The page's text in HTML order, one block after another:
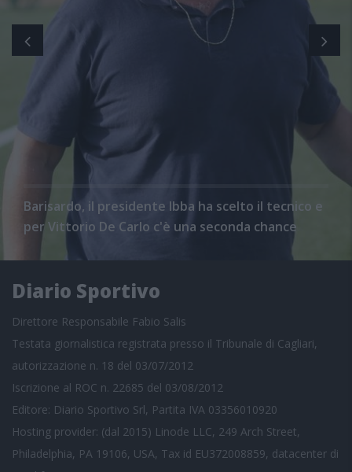
Barisardo, il presidente Ibba ha scelto il tecnico e
per Vittorio De Carlo c'è una seconda chance
Diario Sportivo
Direttore Responsabile Fabio Salis
Testata giornalistica registrata presso il Tribunale di Cagliari,
autorizzazione n. 18 del 03/07/2012
Iscrizione al ROC n. 22685 del 03/08/2012
Editore: Diario Sportivo Srl, Partita IVA 03356010920
Hosting provider: (dal 2015) Linode LLC, 249 Arch Street,
Philadelphia, PA 19106, USA, Tax id EU372008859, datacenter di